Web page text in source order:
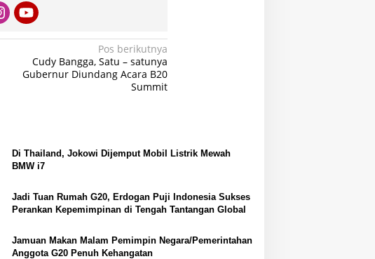
Pos berikutnya
Cudy Bangga, Satu – satunya
Gubernur Diundang Acara B20
Summit
Di Thailand, Jokowi Dijemput Mobil Listrik Mewah
BMW i7
Jadi Tuan Rumah G20, Erdogan Puji Indonesia Sukses
Perankan Kepemimpinan di Tengah Tantangan Global
Jamuan Makan Malam Pemimpin Negara/Pemerintahan
Anggota G20 Penuh Kehangatan